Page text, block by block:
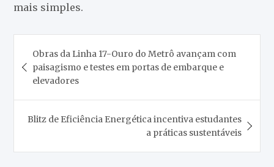
mais simples.
de
Post
Obras da Linha 17-Ouro do Metrô avançam com
paisagismo e testes em portas de embarque e
elevadores
Blitz de Eficiência Energética incentiva estudantes
a práticas sustentáveis